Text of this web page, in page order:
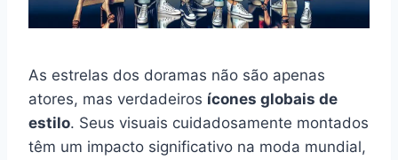
As estrelas dos doramas não são apenas
atores, mas verdadeiros ícones globais de
estilo. Seus visuais cuidadosamente montados
têm um impacto significativo na moda mundial,